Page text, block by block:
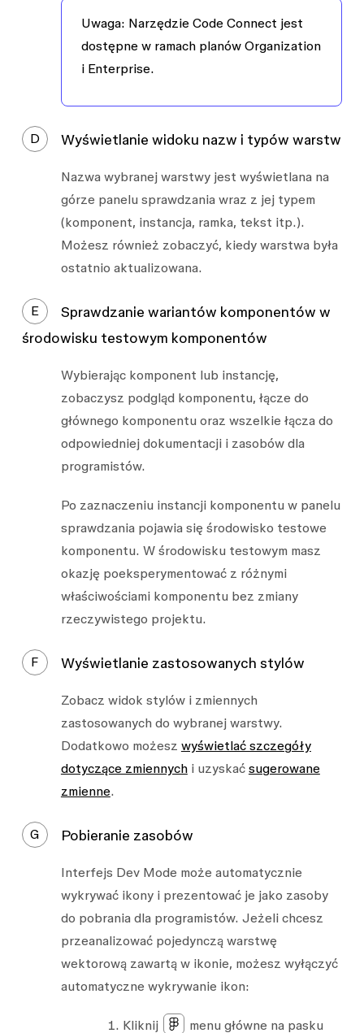
Uwaga: Narzędzie Code Connect jest
dostępne w ramach planów Organization
i Enterprise.
D Wyświetlanie widoku nazw i typów warstw
Nazwa wybranej warstwy jest wyświetlana na
górze panelu sprawdzania wraz z jej typem
(komponent, instancja, ramka, tekst itp.).
Możesz również zobaczyć, kiedy warstwa była
ostatnio aktualizowana.
E
Sprawdzanie wariantów komponentów w
środowisku testowym komponentów
Wybierając komponent lub instancję,
zobaczysz podgląd komponentu, łącze do
głównego komponentu oraz wszelkie łącza do
odpowiedniej dokumentacji i zasobów dla
programistów.
Po zaznaczeniu instancji komponentu w panelu
sprawdzania pojawia się środowisko testowe
komponentu. W środowisku testowym masz
okazję poeksperymentować z różnymi
właściwościami komponentu bez zmiany
rzeczywistego projektu.
F Wyświetlanie zastosowanych stylów
Zobacz widok stylów i zmiennych
zastosowanych do wybranej warstwy.
Dodatkowo możesz wyświetlać szczegóły
dotyczące zmiennychi uzyskać sugerowane
zmienne.
G Pobieranie zasobów
Interfejs Dev Mode może automatycznie
wykrywać ikony i prezentować je jako zasoby
do pobrania dla programistów. Jeżeli chcesz
przeanalizować pojedynczą warstwę
wektorową zawartą w ikonie, możesz wyłączyć
automatyczne wykrywanie ikon:
Kliknij menu główne na pasku